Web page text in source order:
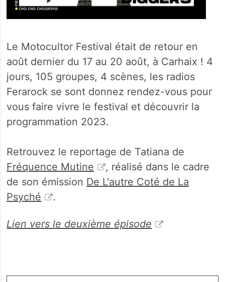
Le Motocultor Festival était de retour en
août dernier du 17 au 20 août, à Carhaix ! 4
jours, 105 groupes, 4 scènes, les radios
Ferarock se sont donnez rendez-vous pour
vous faire vivre le festival et découvrir la
programmation 2023.
Retrouvez le reportage de Tatiana de
Fréquence Mutine
, réalisé dans le cadre
de son émission De L'autre Coté de La
Psyché
.
Lien vers le deuxième épisode